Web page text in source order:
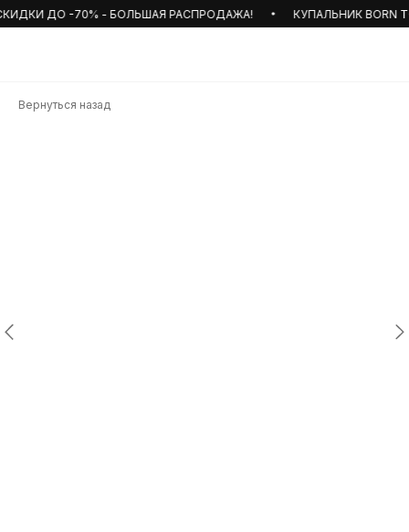
ДО -70% - БОЛЬШАЯ РАСПРОДАЖА! КУПАЛЬНИК BORN
Вернуться назад